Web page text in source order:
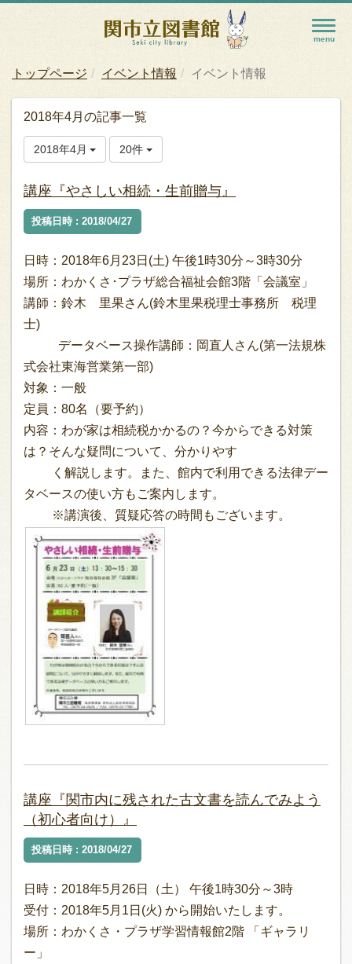
トップページ イベント情報 イベント情報
2018年4月の記事一覧
2018年4月 20件
講座『やさしい相続・生前贈与』
投稿日時 : 2018/04/27
日時：2018年6月23日(土) 午後1時30分～3時30分
場所：わかくさ･プラザ総合福祉会館3階「会議室」
講師：鈴木 里果さん(鈴木里果税理士事務所 税理
士)
データベース操作講師：岡直人さん(第一法規株
式会社東海営業第一部)
対象：一般
定員：80名（要予約）
内容：わが家は相続税かかるの？今からできる対策
は？そんな疑問について、分かりやす
く解説します。また、館内で利用できる法律デー
タベースの使い方もご案内します。
※講演後、質疑応答の時間もございます。
講座『関市内に残された古文書を読んでみよう
（初心者向け）』
投稿日時 : 2018/04/27
日時：2018年5月26日（土） 午後1時30分～3時
受付：2018年5月1日(火) から開始いたします。
場所：わかくさ・プラザ学習情報館2階 「ギャラリ
ー」